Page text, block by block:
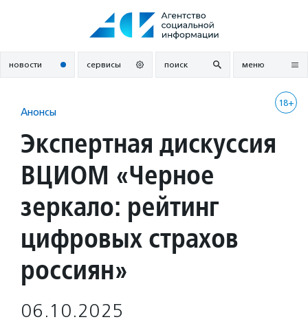
новости сервисы поиск меню
18+
Анонсы
Экспертная дискуссия
ВЦИОМ «Черное
зеркало: рейтинг
цифровых страхов
россиян»
06.10.2025